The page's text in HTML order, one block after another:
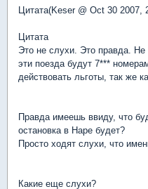
Цитата(Keser @ Oct 30 2007,
Цитата
Это не слухи. Это правда. Не
эти поезда будут 7***
действовать льготы, так же
Правда имеешь ввиду, что
остановка в Наре будет?
Просто ходят слухи, что
Какие еще слухи?